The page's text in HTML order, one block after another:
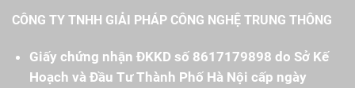
CÔNG TY TNHH GIẢI PHÁP CÔNG NGHỆ TRUNG THÔNG
Giấy chứng nhận ĐKKD số 8617179898 do Sở Kế
Hoạch và Đầu Tư Thành Phố Hà Nội cấp ngày